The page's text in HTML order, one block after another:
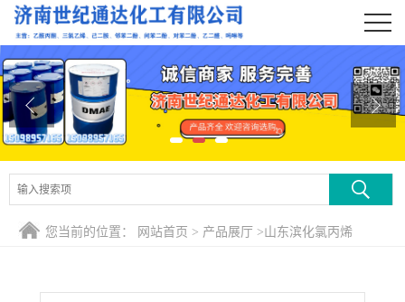
公司首页
公司介绍
公司动态
产品展厅
证书荣誉
您当前的位置： 网站首页 > 产品展厅 >山东滨化氯丙烯